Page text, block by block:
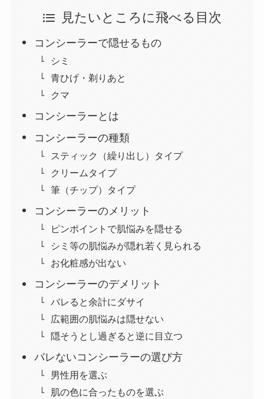
見たいところに飛べる目次
コンシーラーで隠せるもの
シミ
青ひげ・剃りあと
クマ
コンシーラーとは
コンシーラーの種類
スティック（繰り出し）タイプ
クリームタイプ
筆（チップ）タイプ
コンシーラーのメリット
ピンポイントで肌悩みを隠せる
シミ等の肌悩みが隠れ若く見られる
お化粧感が出ない
コンシーラーのデメリット
バレると余計にダサイ
広範囲の肌悩みは隠せない
隠そうとし過ぎると逆に目立つ
バレないコンシーラーの選び方
男性用を選ぶ
肌の色に合ったものを選ぶ